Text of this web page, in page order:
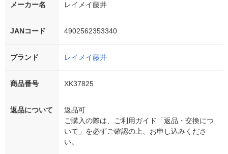
メーカー名 レイメイ藤井
JANコード 4902562353340
ブランド レイメイ藤井
商品番号 XK37825
返品について
返品可
ご購入の際は、ご利用ガイド「返品・交換につ
いて」を必ずご確認の上、お申し込みくださ
い。